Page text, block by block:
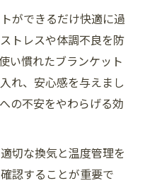
ができるだけ快適に過
トレスや体調不良を防
い慣れたブランケット
れ、安心感を与えまし
の不安をやわらげる効
切な換気と温度管理を
認することが重要で